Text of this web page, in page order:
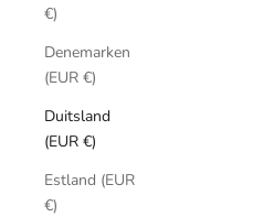
€)
Denemarken
(EUR €)
Duitsland
(EUR €)
Estland (EUR
€)